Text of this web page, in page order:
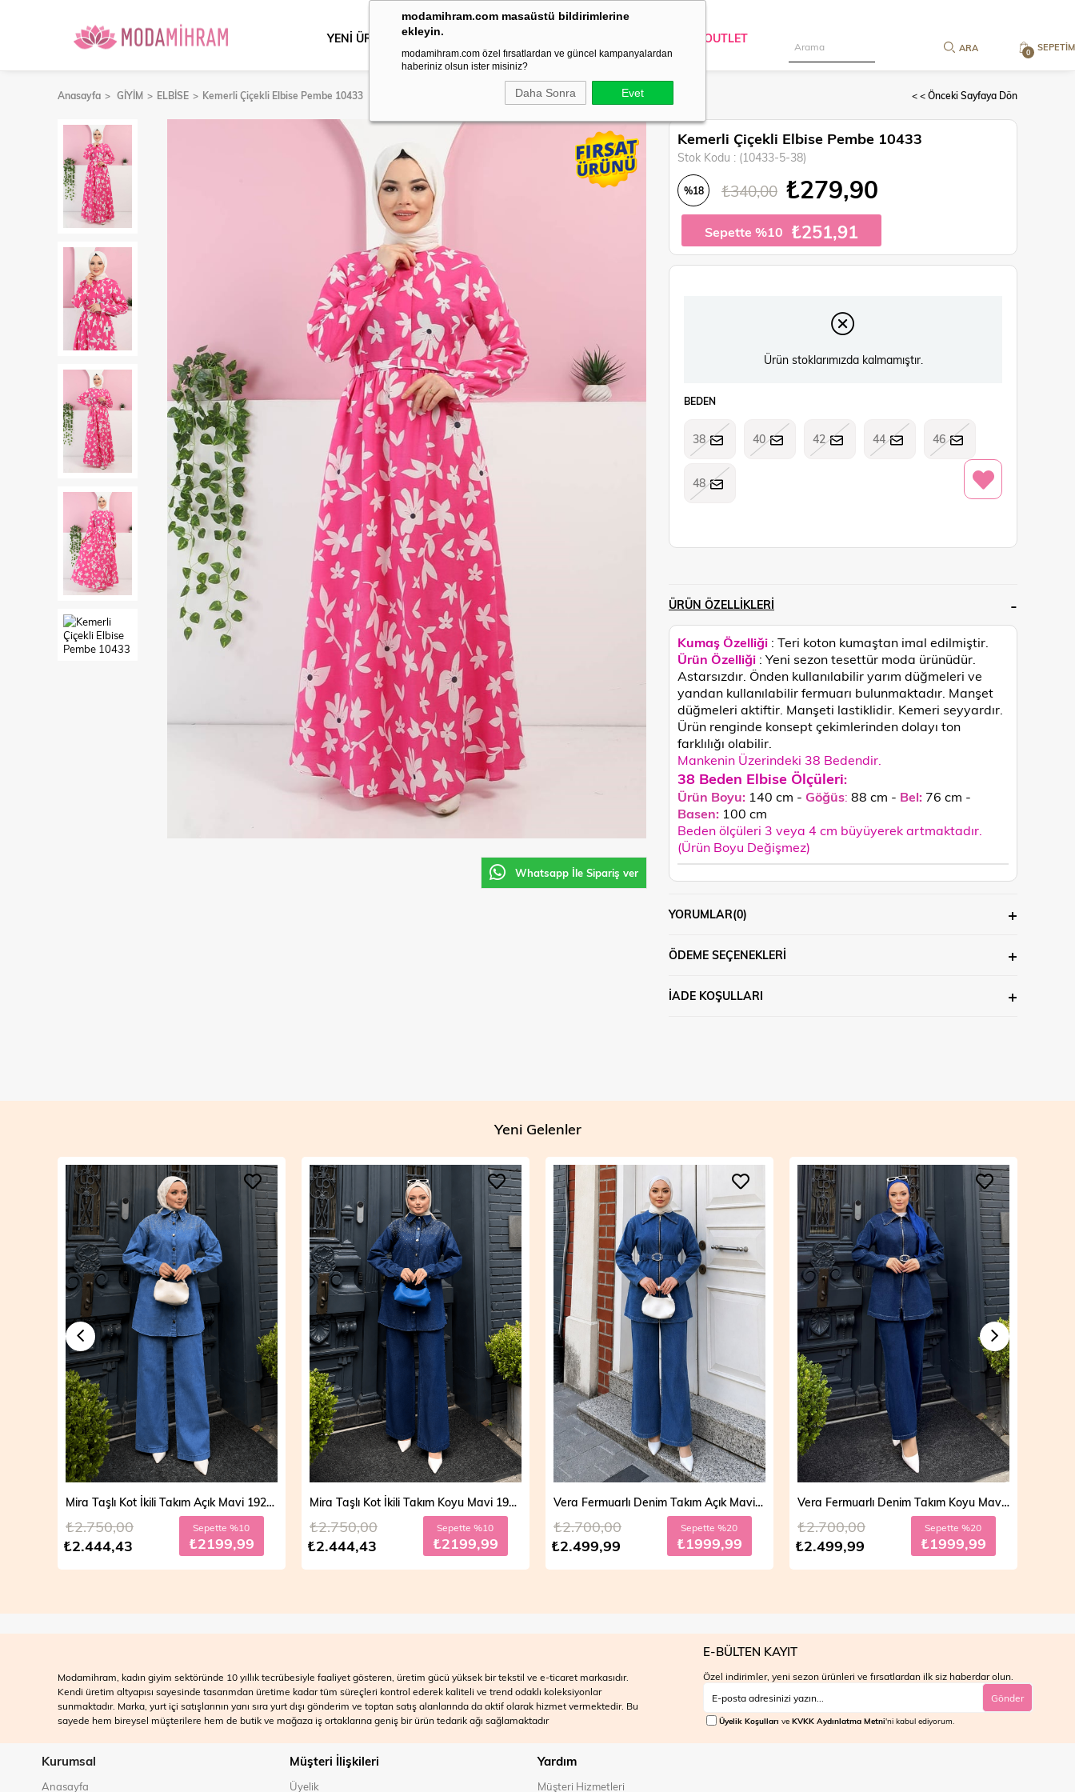
modamihram.com masaüstü bildirimlerine
ekleyin.
modamihram.com özel fırsatlardan ve güncel kampanyalardan
haberiniz olsun ister misiniz?
Daha Sonra Evet
SEPETIM
0
YENİ ÜRÜNLER DIŞ GİYİM OUTLET
Anasayfa GİYİM ELBİSE Kemerli Çiçekli Elbise Pembe 10433 < < Önceki Sayfaya Dön
Whatsapp İle Sipariş ver
Kemerli Çiçekli Elbise Pembe 10433
Stok Kodu (10433-5-38)
%18 ₺340,00 ₺279,90
Sepette %10 ₺251,91
Ürün stoklarımızda kalmamıştır.
BEDEN
38 40 42 44 46
48
ÜRÜN ÖZELLIKLERI
Kumaş Özelliği : Teri koton kumaştan imal edilmiştir.
Ürün Özelliği : Yeni sezon tesettür moda ürünüdür.
Astarsızdır. Önden kullanılabilir yarım düğmeleri ve
yandan kullanılabilir fermuarı bulunmaktadır. Manşet
düğmeleri aktiftir. Manşeti lastiklidir. Kemeri seyyardır.
Ürün renginde konsept çekimlerinden dolayı ton
farklılığı olabilir.
Mankenin Üzerindeki 38 Bedendir.
38 Beden Elbise Ölçüleri:
Ürün Boyu: 140 cm - Göğüs: 88 cm - Bel: 76 cm -
Basen: 100 cm
Beden ölçüleri 3 veya 4 cm büyüyerek artmaktadır.
(Ürün Boyu Değişmez)
YORUMLAR(0)
ÖDEME SEÇENEKLERI
İADE KOŞULLARI
Yeni Gelenler
Mira Taşlı Kot İkili Takım Koyu Mavi 19286
₺2.444,43
₺2.750,00 Sepette %10
₺2199,99
Vera Fermuarlı Denim Takım Açık Mavi 19298
₺2.499,99
₺2.700,00 Sepette %20
₺1999,99
Vera Fermuarlı Denim Takım Koyu Mavi 19298
₺2.499,99
₺2.700,00 Sepette %20
₺1999,99
Mila Çift Düğmeli Kot Trençkot Açık Mavi 19290
₺3.999,99
₺4.700,00 Sepette %30
₺2799,99
Modamihram, kadın giyim sektöründe 10 yıllık tecrübesiyle faaliyet gösteren, üretim gücü yüksek bir tekstil ve e-ticaret markasıdır.
Kendi üretim altyapısı sayesinde tasarımdan üretime kadar tüm süreçleri kontrol ederek kaliteli ve trend odaklı koleksiyonlar
sunmaktadır. Marka, yurt içi satışlarının yanı sıra yurt dışı gönderim ve toptan satış alanlarında da aktif olarak hizmet vermektedir. Bu
sayede hem bireysel müşterilere hem de butik ve mağaza iş ortaklarına geniş bir ürün tedarik ağı sağlamaktadır
E-BÜLTEN KAYIT
Özel indirimler, yeni sezon ürünleri ve fırsatlardan ilk siz haberdar olun.
Gönder
Üyelik Koşulları ve KVKK Aydınlatma Metni'ni kabul ediyorum.
Kurumsal
Anasayfa
Müşteri İlişkileri
Üyelik
Yardım
Müşteri Hizmetleri